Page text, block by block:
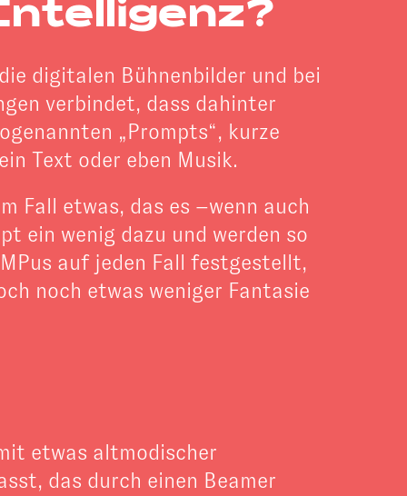
digitalen Bühnenbilder und bei
verbindet, dass dahinter
„Prompts“, kurze
Text oder eben Musik.
Fall etwas, das es –wenn auch
ein wenig dazu und werden so
auf jeden Fall festgestellt,
noch etwas weniger Fantasie
etwas altmodischer
das durch einen Beamer